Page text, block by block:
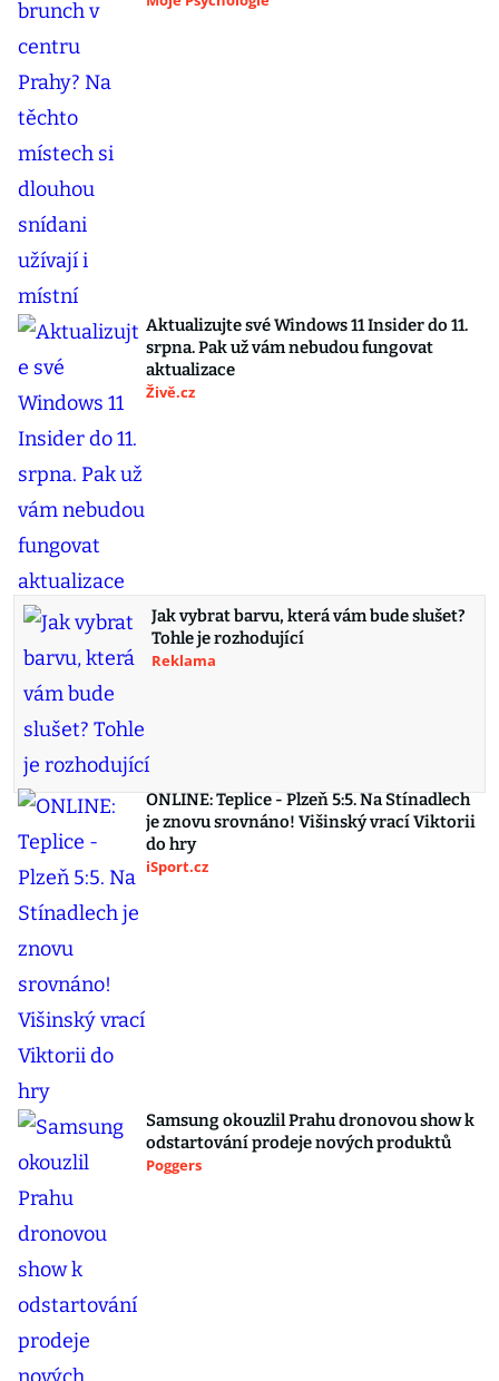
Aktualizujte své Windows 11 Insider do 11.
srpna. Pak už vám nebudou fungovat
aktualizace
Živě.cz
Jak vybrat barvu, která vám bude slušet?
Tohle je rozhodující
Reklama
ONLINE: Teplice - Plzeň 5:5. Na Stínadlech
je znovu srovnáno! Višinský vrací Viktorii
do hry
iSport.cz
Samsung okouzlil Prahu dronovou show k
odstartování prodeje nových produktů
Poggers